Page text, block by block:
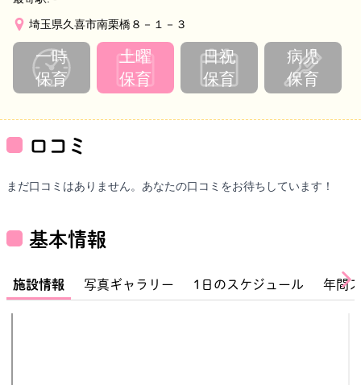
埼玉県久喜市南栗橋８－１－３
一時
保育
土曜
保育
日祝
保育
病児
保育
口コミ
まだ口コミはありません。あなたの口コミをお待ちしています！
基本情報
施設情報 写真ギャラリー 1日のスケジュール 年間